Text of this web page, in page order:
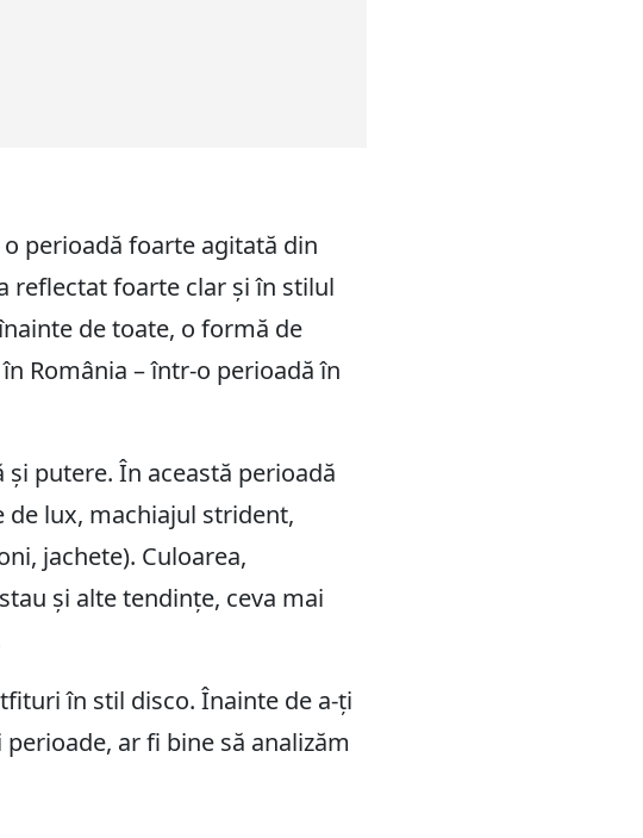
o perioadă foarte agitată din
reflectat foarte clar și în stilul
de toate, o formă de
România – într-o perioadă în
și putere. În această perioadă
lux, machiajul strident,
jachete). Culoarea,
și alte tendințe, ceva mai
în stil disco. Înainte de a-ți
ar fi bine să analizăm